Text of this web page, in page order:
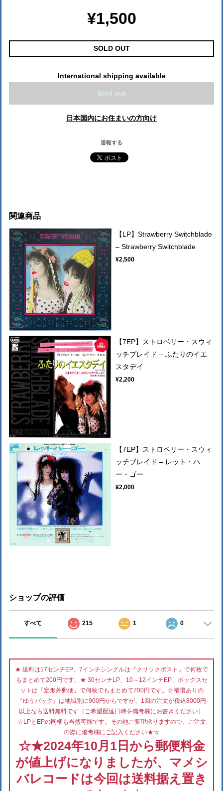
¥1,500
SOLD OUT
International shipping available
Sold out
日本国内にお住まいの方向け
通報する
関連商品
【LP】Strawberry Switchblade
– Strawberry Switchblade
¥2,500
【7EP】ストロベリー・スウィ
ッチブレイド – ふたりのイエ
スタデイ
¥2,200
【7EP】ストロベリー・スウィ
ッチブレイド – レット・ハ
ー・ゴー
¥2,000
ショップの評価
すべて 215 1 0
★ 送料は17センチEP、7インチシングルは『クリックポスト』で何枚で
もまとめて200円です。★ 30センチLP、10～12インチEP、ボックスセ
ットは『定形外郵便』で何枚でもまとめて700円です。☆補償ありの
『ゆうパック』は地域別に900円からですが、1回の注文が税込8000円
以上なら送料無料です（ご希望配達日時を備考欄にお書きください）
☆LPとEPの同梱も当然可能です。その他ご要望承りますので、ご注文
の際に備考欄にご記入ください★☆
☆★2024年10月1日から郵便料金
が値上げになりましたが、マメシ
バレコードは今回は送料据え置き